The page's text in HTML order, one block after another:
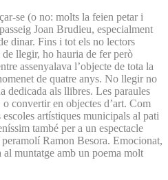
se (o no: molts la feien petar i
Joan Brudieu, especialment
dinar. Fins i tot els no lectors
llegir, ho hauria de fer però
assenyalava l’objecte de tota la
de quatre anys. No llegir no
dedicada als llibres. Les paraules
convertir en objectes d’art. Com
artístiques municipals al pati
també per a un espectacle
Ramon Besora. Emocionat,
muntatge amb un poema molt